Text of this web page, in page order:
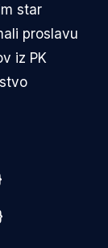
star
proslavu
iz PK